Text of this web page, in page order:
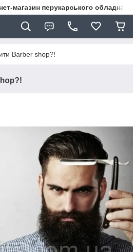
магазин перукарського
Barber shop?!